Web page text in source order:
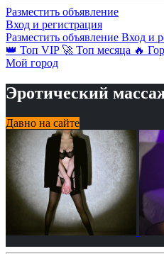
Разместить объявление
Вход и регистрация
Разместить объявление Вход и
👑 Топ VIP 🚀 Топ месяца 🔥
Мой город
Эротический
Давно на сайте